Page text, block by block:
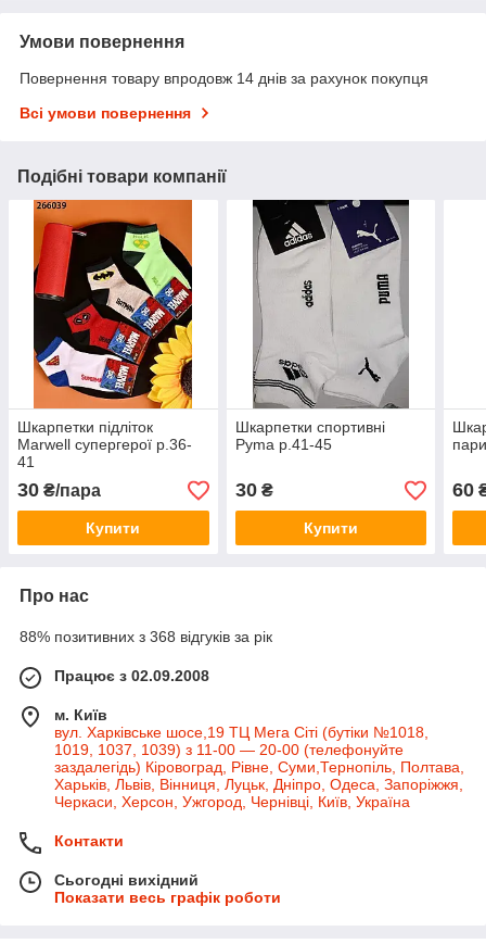
Умови повернення
Повернення товару впродовж 14 днів за рахунок покупця
Всі умови повернення
Подібні товари компанії
Шкарпетки підліток
Marwell супергерої р.36-
41
30 ₴/пара
Купити
Шкарпетки спортивні
Pyma р.41-45
30₴
Купити
60
Про нас
88% позитивних з 368 відгуків за рік
Працює з 02.09.2008
м. Київ
вул. Харківське шосе,19 ТЦ Мега Сіті (бутіки №1018,
1019, 1037, 1039) з 11-00 — 20-00 (телефонуйте
заздалегідь) Кіровоград, Рівне, Суми,Тернопіль, Полтава,
Харьків, Львів, Вінниця, Луцьк, Дніпро, Одеса, Запоріжжя,
Черкаси, Херсон, Ужгород, Чернівці, Київ, Україна
Контакти
Сьогодні вихідний
Показати весь графік роботи